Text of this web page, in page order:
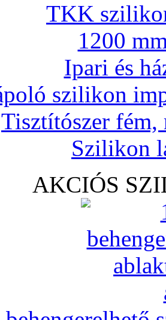
TKK
1200
Ipari és
szilikon
Tisztítószer
Szilikon
AKCIÓS